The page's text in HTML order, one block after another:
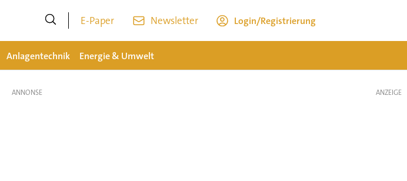
E-Paper Newsletter Login/Registrierung
Anlagentechnik Energie & Umwelt
ANZEIGE